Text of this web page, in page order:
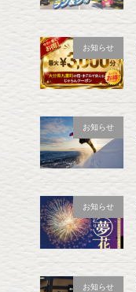
お知らせ
お知らせ
お知らせ
お知らせ